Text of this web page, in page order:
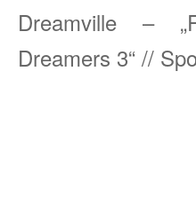
Dreamville –
Dreamers 3“ //